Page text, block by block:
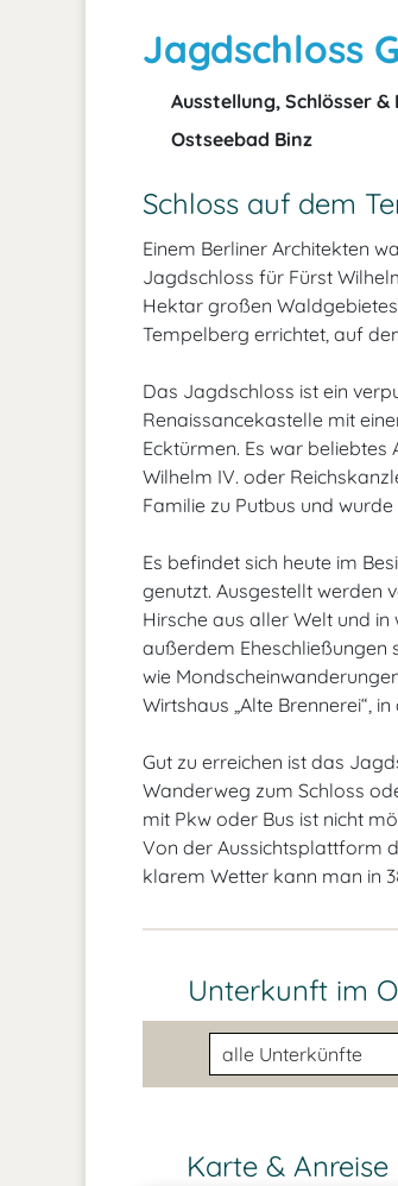
Jagdschloss
Ausstellung, Schlösser &
Ostseebad Binz
Schloss auf dem
Einem Berliner Architekten
Jagdschloss für Fürst
Hektar großen
Tempelberg errichtet, auf
Das Jagdschloss ist ein
Renaissancekastelle mit
Ecktürmen. Es war
Wilhelm IV. oder
Familie zu Putbus und
Es befindet sich heute im
genutzt. Ausgestellt werden
Hirsche aus aller Welt und
außerdem
wie
Wirtshaus „Alte Brennerei“,
Gut zu erreichen ist das
Wanderweg zum Schloss
mit Pkw oder Bus ist nicht
Von der Aussichtsplattform
klarem Wetter kann man in
Unterkunft im
Unterkunftsart
Karte & Anreise